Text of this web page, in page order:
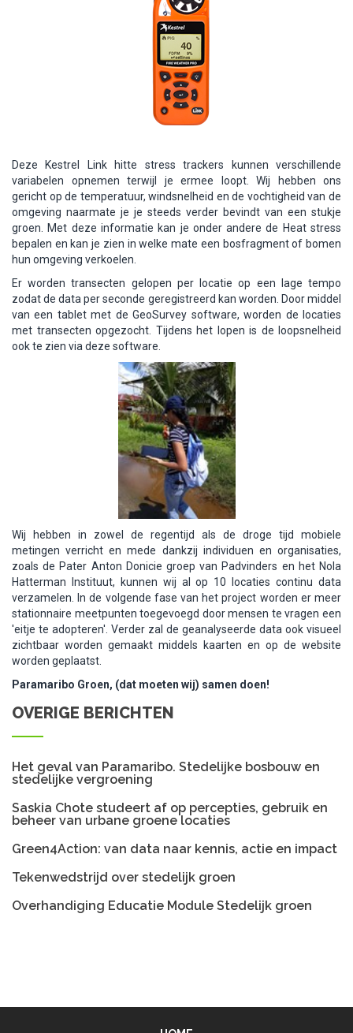
Deze Kestrel Link hitte stress trackers kunnen verschillende
variabelen opnemen terwijl je ermee loopt. Wij hebben ons
gericht opde temperatuur, windsnelheid en de vochtigheid van de
omgeving naarmate je je steeds verder bevindt van een stukje
groen.
Met deze informatie kan je onder anderede Heat stress
bepa len en kan je zien in welke mate een bosfragment of bomen
hun omgeving verkoelen
Er worden transecten gelopen per locatie op een lage tempo
zodat de data per seconde geregistreerd kan worden. Door middel
van een tablet met de GeoSurvey software, worden de locaties
met transecten opgezocht. Tijdens het lopen is de loopsnelheid
ook te zien via deze software.
Wij hebben in zowel de regentijd als de droge tijd mobiele
metingen verricht en mede dankzij individuen en organisaties,
zoals de Pater Anton Donicie groep van Padvinders en het Nola
Hatterman Instituut,
kunnen wij alop 10 locaties continu data
verzamelen. In de volgende fase van het project worden er meer
stationnaire meetpunten toegevoegd door mensen te vragen een
'eitje te adopteren'. Verder zal de geanalyseerde data ook visueel
zichtbaar worden gemaakt middels kaarten en op de website
worden geplaatst.
Paramaribo Groen, (dat moeten wij) samen doen!
OVERIGE BERICHTEN
Het geval van Paramaribo. Stedelijke bosbouw en
stedelijke vergroening
Saskia Chote studeert af op percepties, gebruik en
beheer van urbane groene locaties
Green4Action: van data naar kennis, actie en impact
Tekenwedstrijd over stedelijk groen
Overhandiging Educatie Module Stedelijk groen